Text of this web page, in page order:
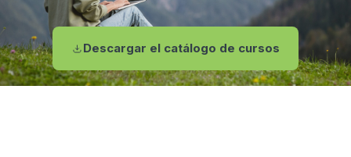
Descargar el catálogo de cursos